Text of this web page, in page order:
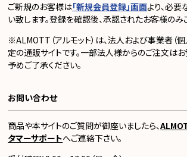
ご新規のお客様は「新規会員登録」画面より、必
い致します。登録を確認後、承認されたお客様のみ
※ALMOTT（アルモット）は、法人および事業者（
定の通販サイトです。一部法人様からのご注文はお
予めご了承ください。
お問い合わせ
商品や本サイトのご質問が御座いましたら、
タマーサポートへご連絡下さい。